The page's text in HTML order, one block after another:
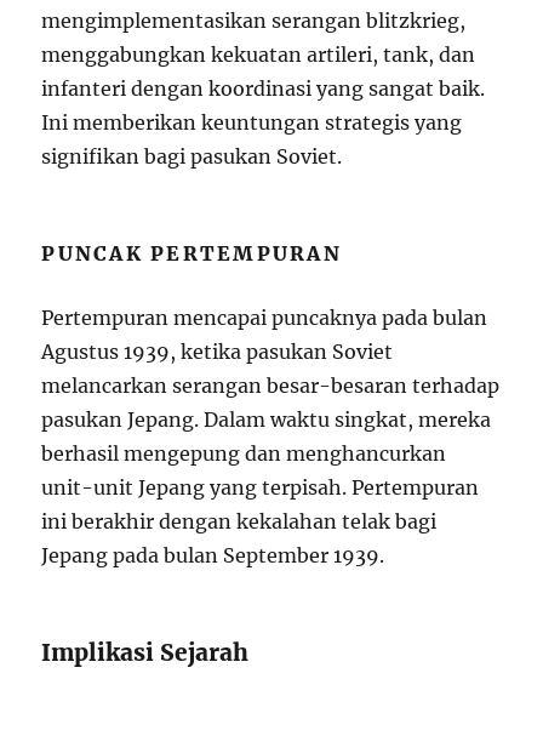
mengimplementasikan serangan blitzkrieg,
menggabungkan kekuatan artileri, tank, dan
infanteri dengan koordinasi yang sangat baik.
Ini memberikan keuntungan strategis yang
signifikan bagi pasukan Soviet.
PUNCAK PERTEMPURAN
Pertempuran mencapai puncaknya pada bulan
Agustus 1939, ketika pasukan Soviet
melancarkan serangan besar-besaran terhadap
pasukan Jepang. Dalam waktu singkat, mereka
berhasil mengepung dan menghancurkan
unit-unit Jepang yang terpisah. Pertempuran
ini berakhir dengan kekalahan telak bagi
Jepang pada bulan September 1939.
Implikasi Sejarah